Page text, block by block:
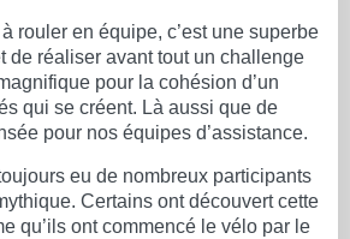
rouler en équipe, c’est une superbe
de réaliser avant tout un challenge
pour la cohésion d’un
qui se créent. Là aussi que de
pour nos équipes d’assistance.
eu de nombreux participants
Certains ont découvert cette
qu’ils ont commencé le vélo par le